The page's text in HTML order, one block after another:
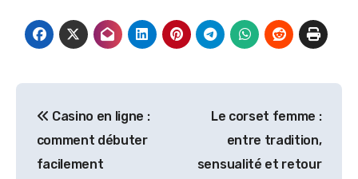
navigation
Casino en ligne :
comment débuter
facilement
Le corset femme :
entre tradition,
sensualité et retour